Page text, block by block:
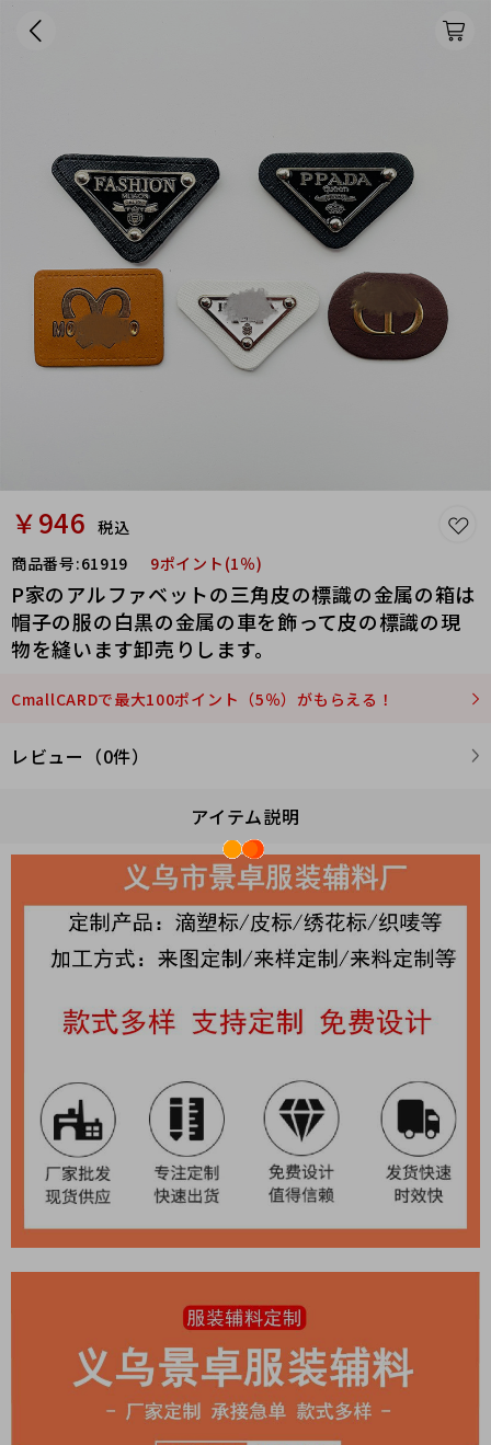
￥946 税込
商品番号:61919 9ポイント(1％)
P家のアルファベットの三角皮の標識の金属の箱は
帽子の服の白黒の金属の車を飾って皮の標識の現
物を縫います卸売りします。
CmallCARDで最大100ポイント（5％）がもらえる！
レビュー（0件）
アイテム説明